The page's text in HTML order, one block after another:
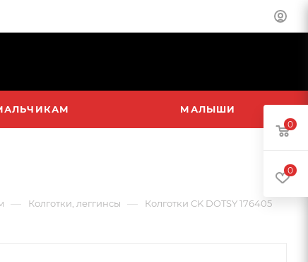
МАЛЫШИ
— Колготки, леггинсы — Колготки CK DOTSY 176405
0
0